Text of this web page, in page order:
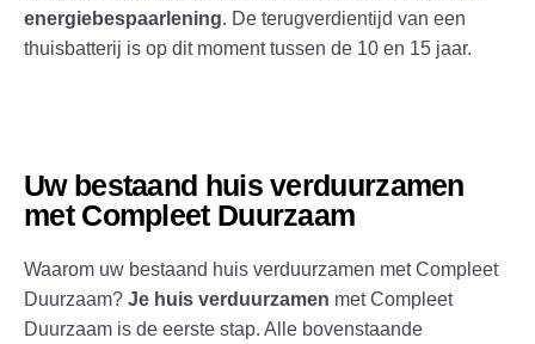
energiebespaarlening. De terugverdientijd van een
thuisbatterij is op dit moment tussen de 10 en 15 jaar.
Uw bestaand huis verduurzamen
met Compleet Duurzaam
Waarom uw bestaand huis verduurzamen met Compleet
Duurzaam? Je huis verduurzamen met Compleet
Duurzaam is de eerste stap. Alle bovenstaande